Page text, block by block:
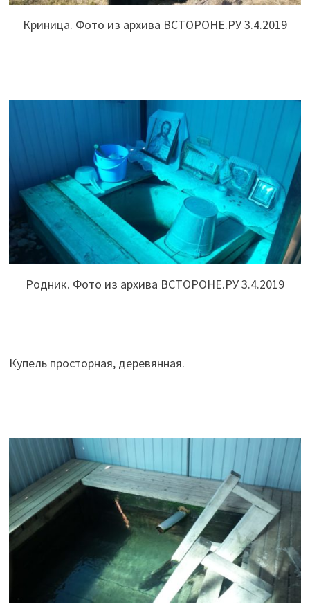
Криница. Фото из архива ВСТОРОНЕ.РУ 3.4.2019
Родник. Фото из архива ВСТОРОНЕ.РУ 3.4.2019
Купель просторная, деревянная.